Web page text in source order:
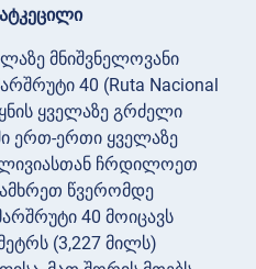
მნიშვნელოვანი
40 (Ruta Nacional
ყველაზე გრძელი
ერთ-ერთი ყველაზე
ჩრდილოეთ
წვერომდე
40 მოიცავს
(3,227 მილს)